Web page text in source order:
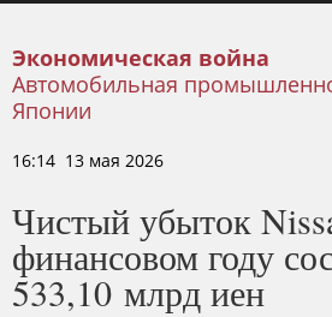
Экономическая война
Автомобильная
Японии
16:14 13 мая 2026
Чистый убыток
финансовом году
533,10 млрд иен